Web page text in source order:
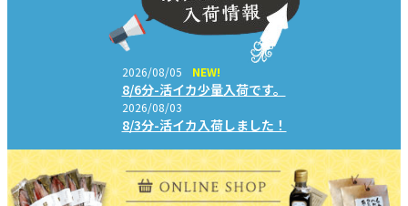
2026/08/05 NEW!
8/6分-活イカ少量入荷です。
2026/08/03
8/3分-活イカ入荷しました！